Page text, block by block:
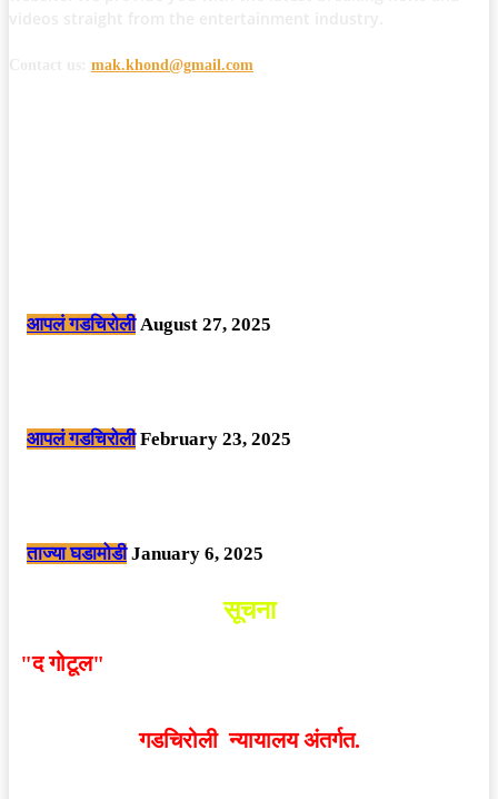
mak.khond@gmail.com
आपलं गडचिरोली August 27, 2025
आपलं गडचिरोली February 23, 2025
ताज्या घडामोडी January 6, 2025
सूचना
"द गोटूल"
गडचिरोली न्यायालय अंतर्गत.